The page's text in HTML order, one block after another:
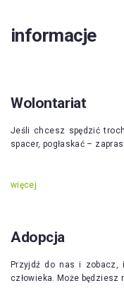
informacje
Wolontariat
Jeśli chcesz spędzić
spacer, pogłaskać –
więcej
Adopcja
Przyjdź do nas i zobacz,
człowieka. Może będziesz